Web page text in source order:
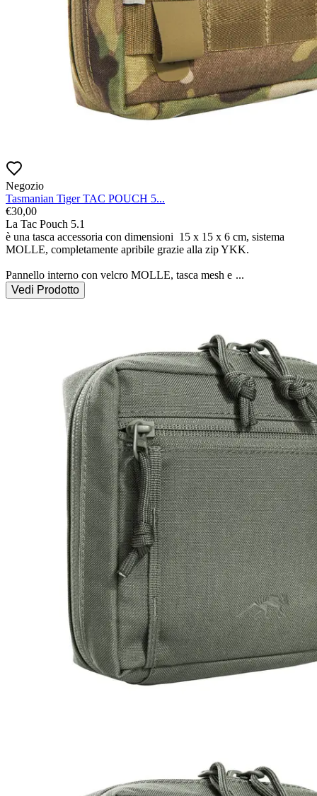
Negozio
Tasmanian Tiger TAC POUCH 5...
€30,00
La Tac Pouch 5.1
è una tasca accessoria con dimensioni  15 x 15 x 6 cm, sistema
MOLLE, completamente apribile grazie alla zip YKK.
Pannello interno con velcro MOLLE, tasca mesh e ...
Vedi Prodotto